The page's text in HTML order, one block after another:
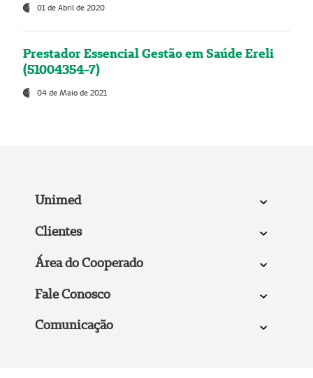
01 de Abril de 2020
Prestador Essencial Gestão em Saúde Ereli
(51004354-7)
04 de Maio de 2021
Unimed
Clientes
Área do Cooperado
Fale Conosco
Comunicação